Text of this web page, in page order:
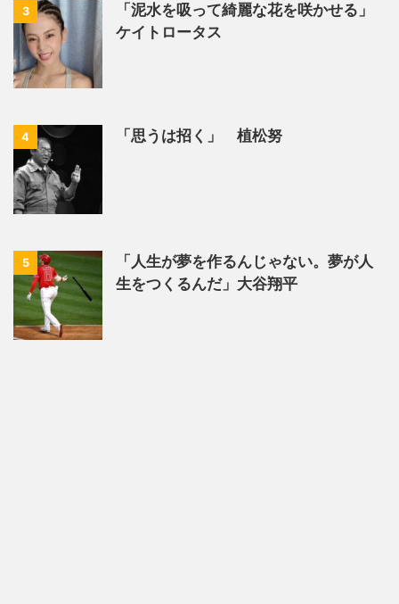
3
「泥水を吸って綺麗な花を咲かせる」
ケイトロータス
4 「思うは招く」 植松努
5
「人生が夢を作るんじゃない。夢が人
生をつくるんだ」大谷翔平